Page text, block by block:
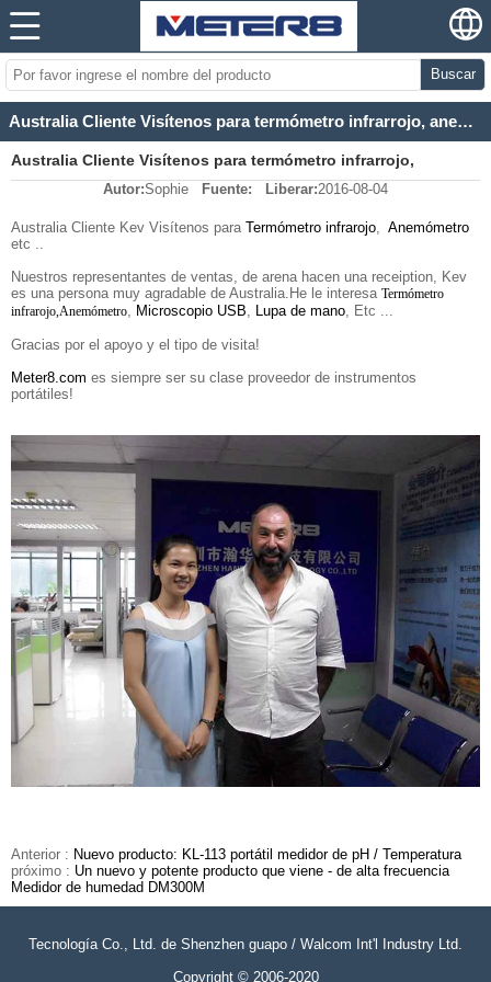
Buscar
Australia Cliente Visítenos para termómetro infrarrojo, anemómetro, etc ..
Australia Cliente Visítenos para termómetro infrarrojo,
anemómetro, etc ..
Autor:Sophie Fuente: Liberar:2016-08-04
Australia Cliente Kev Visítenos para Termómetro infrarojo, Anemómetro
etc ..
Nuestros representantes de ventas, de arena hacen una receiption, Kev
es una persona muy agradable de Australia.He le interesa Termómetro
infrarojo,Anemómetro, Microscopio USB, Lupa de mano, Etc ...
Gracias por el apoyo y el tipo de visita!
Meter8.com es siempre ser su clase proveedor de instrumentos
portátiles!
Anterior : Nuevo producto: KL-113 portátil medidor de pH / Temperatura
próximo : Un nuevo y potente producto que viene - de alta frecuencia
Medidor de humedad DM300M
Tecnología Co., Ltd. de Shenzhen guapo / Walcom Int'l Industry Ltd.
Copyright © 2006-2020